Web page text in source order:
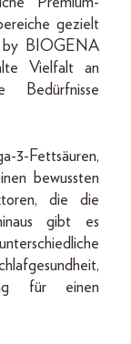
gezielt
by BIOGENA
Vielfalt an
Bedürfnisse
Fettsäuren,
bewussten
die die
gibt es
für einen